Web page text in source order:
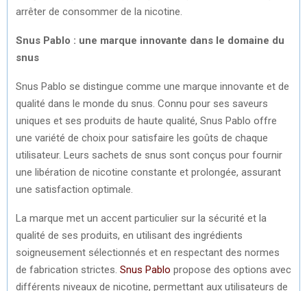
arrêter de consommer de la nicotine.
Snus Pablo : une marque innovante dans le domaine du
snus
Snus Pablo se distingue comme une marque innovante et de
qualité dans le monde du snus. Connu pour ses saveurs
uniques et ses produits de haute qualité, Snus Pablo offre
une variété de choix pour satisfaire les goûts de chaque
utilisateur. Leurs sachets de snus sont conçus pour fournir
une libération de nicotine constante et prolongée, assurant
une satisfaction optimale.
La marque met un accent particulier sur la sécurité et la
qualité de ses produits, en utilisant des ingrédients
soigneusement sélectionnés et en respectant des normes
de fabrication strictes. Snus Pablo propose des options avec
différents niveaux de nicotine, permettant aux utilisateurs de